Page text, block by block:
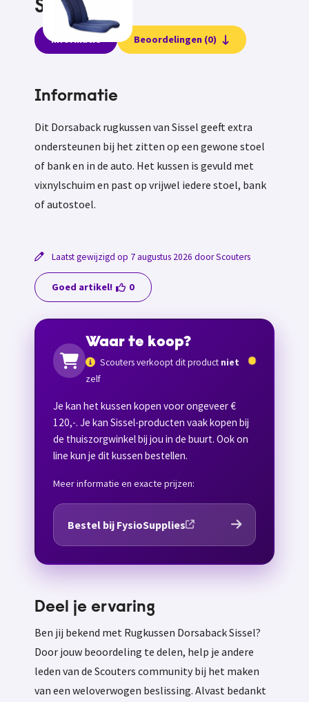
Sissel
Informatie Beoordelingen (0)
Informatie
Dit Dorsaback rugkussen van Sissel geeft extra
ondersteunen bij het zitten op een gewone stoel
of bank en in de auto. Het kussen is gevuld met
vixnylschuim en past op vrijwel iedere stoel, bank
of autostoel.
Laatst gewijzigd op 7 augustus 2026 door Scouters
Goed artikel! 0
Waar te koop?
Scouters verkoopt dit product niet
zelf
Je kan het kussen kopen voor ongeveer €
120,-. Je kan Sissel-producten vaak kopen bij
de thuiszorgwinkel bij jou in de buurt. Ook on
line kun je dit kussen bestellen.
Meer informatie en exacte prijzen:
Bestel bij FysioSupplies
Deel je ervaring
Ben jij bekend met Rugkussen Dorsaback Sissel?
Door jouw beoordeling te delen, help je andere
leden van de Scouters community bij het maken
van een weloverwogen beslissing. Alvast bedankt